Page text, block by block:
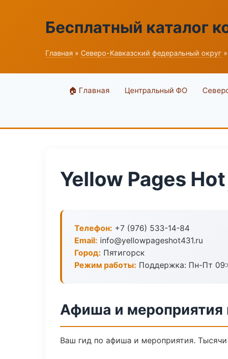
Бесплатный каталог
Главная » Северо-Кавказский федеральный округ
🏠 Главная Центральный ФО
Yellow Pages Hot
Телефон: +7 (976) 533-14-84
Email: info@yellowpageshot431.ru
Город: Пятигорск
Режим работы: Поддержка: Пн-Пт
Афиша и мероприятия
Ваш гид по афиша и мероприятия.